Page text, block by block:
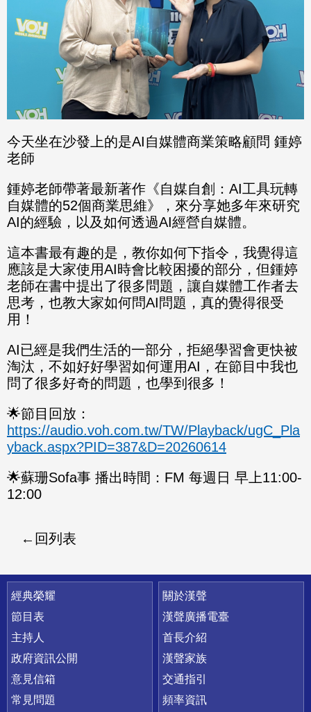
今天坐在沙發上的是AI自媒體商業策略顧問 鍾婷
老師
鍾婷老師帶著最新著作《自媒自創：AI工具玩轉
自媒體的52個商業思維》，來分享她多年來研究
AI的經驗，以及如何透過AI經營自媒體。
這本書最有趣的是，教你如何下指令，我覺得這
應該是大家使用AI時會比較困擾的部分，但鍾婷
老師在書中提出了很多問題，讓自媒體工作者去
思考，也教大家如何問AI問題，真的覺得很受
用！
AI已經是我們生活的一部分，拒絕學習會更快被
淘汰，不如好好學習如何運用AI，在節目中我也
問了很多好奇的問題，也學到很多！
🌟節目回放：
https://audio.voh.com.tw/TW/Playback/ugC_Pla
yback.aspx?PID=387&D=20260614
🌟蘇珊Sofa事 播出時間：FM 每週日 早上11:00-
12:00
回列表
快速連結
經典榮耀
節目表
主持人
政府資訊公開
意見信箱
常見問題
關於漢聲
漢聲廣播電臺
首長介紹
漢聲家族
交通指引
頻率資訊